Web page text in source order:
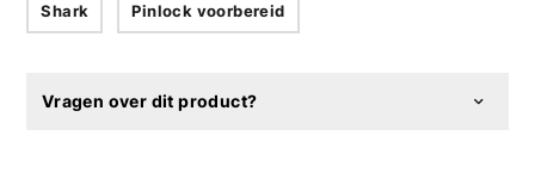
Shark Pinlock voorbereid
Vragen over dit product?